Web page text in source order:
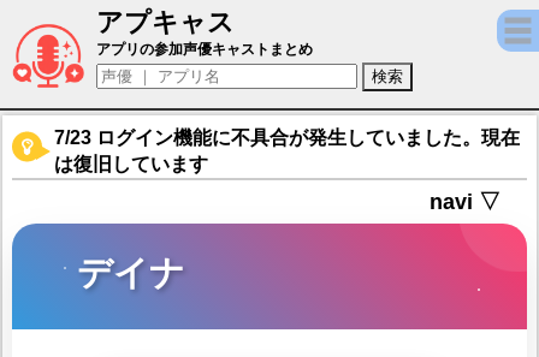
アプキャス
デイナ（声優：菊池紗矢香)【ゴッデスオー
アプリの参加声優キャストまとめ
7/23 ログイン機能に不具合が発生していました。現在
は復旧しています
navi ▽
デイナ